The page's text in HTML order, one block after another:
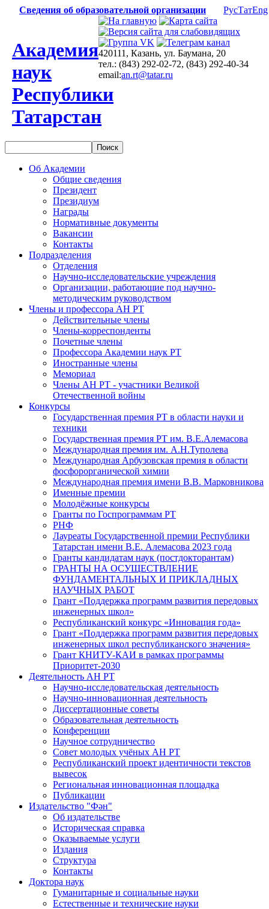
Сведения об образовательной организации РусТатEng
Академия
наук
Республики
Татарстан
420111, Казань, ул. Баумана, 20
тел.: (843) 292-02-72, (843) 292-40-34
email:an.rt@tatar.ru
Об Академии
Общие сведения
Президент
Президиум
Награды
Нормативные документы
Вакансии
Контакты
Подразделения
Отделения
Научно-исследовательские учреждения
Организации, работающие под научно-
методическим руководством
Члены и профессора АН РТ
Действительные члены
Члены-корреспонденты
Почетные члены
Профессора Академии наук РТ
Иностранные члены
Мемориал
Члены АН РТ - участники Великой
Отечественной войны
Конкурсы
Государственная премия РТ в области науки и
техники
Государственная премия РТ им. В.Е.Алемасова
Международная премия им. А.Н.Туполева
Международная Арбузовская премия в области
фосфорорганической химии
Международная премия имени В.В. Марковникова
Именные премии
Молодёжные конкурсы
Гранты по Госпрограммам РТ
РНФ
Лауреаты Государственной премии Республики
Татарстан имени В.Е. Алемасова 2023 года
Гранты кандидатам наук (постдокторантам)
ГРАНТЫ НА ОСУЩЕСТВЛЕНИЕ
ФУНДАМЕНТАЛЬНЫХ И ПРИКЛАДНЫХ
НАУЧНЫХ РАБОТ
Грант «Поддержка программ развития передовых
инженерных школ»
Республиканский конкурс «Инновация года»
Грант «Поддержка программ развития передовых
инженерных школ республиканского значения»
Грант КНИТУ-КАИ в рамках программы
Приоритет-2030
Деятельность АН РТ
Научно-исследовательская деятельность
Научно-инновационная деятельность
Диссертационные советы
Образовательная деятельность
Конференции
Научное сотрудничество
Совет молодых учёных АН РТ
Республиканский проект идентичности текстов
вывесок
Региональная инновационная площадка
Публикации
Издательство "Фән"
Об издательстве
Историческая справка
Оказываемые услуги
Издания
Структура
Контакты
Доктора наук
Гуманитарные и социальные науки
Естественные и технические науки